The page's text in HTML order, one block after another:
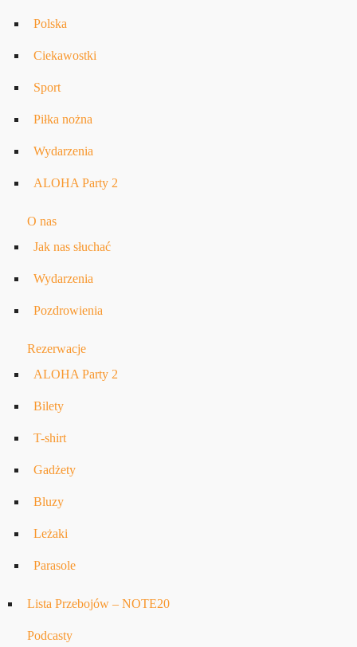
Polska
Ciekawostki
Sport
Piłka nożna
Wydarzenia
ALOHA Party 2
O nas
Jak nas słuchać
Wydarzenia
Pozdrowienia
Rezerwacje
ALOHA Party 2
Bilety
T-shirt
Gadżety
Bluzy
Leżaki
Parasole
Lista Przebojów – NOTE20
Podcasty